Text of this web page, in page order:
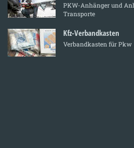
PKW-Anhänger und
Transporte
Kfz-Verbandkasten
Verbandkasten für Pkw